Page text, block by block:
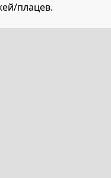
плацев.